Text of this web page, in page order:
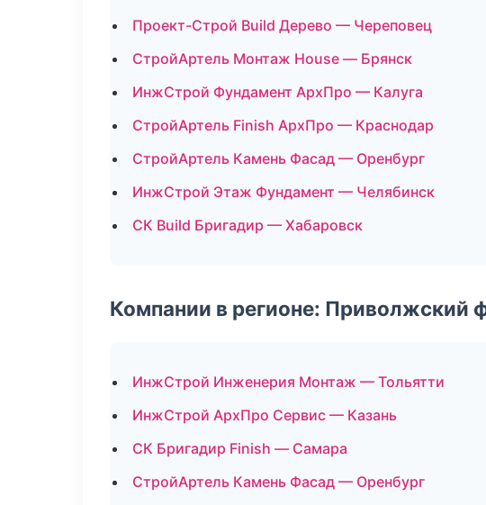
Проект-Строй Build Дерево — Череповец
СтройАртель Монтаж House — Брянск
ИнжСтрой Фундамент АрхПро — Калуга
СтройАртель Finish АрхПро — Краснодар
СтройАртель Камень Фасад — Оренбург
ИнжСтрой Этаж Фундамент — Челябинск
СК Build Бригадир — Хабаровск
Компании в регионе: Приволжский
ИнжСтрой Инженерия Монтаж — Тольятти
ИнжСтрой АрхПро Сервис — Казань
СК Бригадир Finish — Самара
СтройАртель Камень Фасад — Оренбург